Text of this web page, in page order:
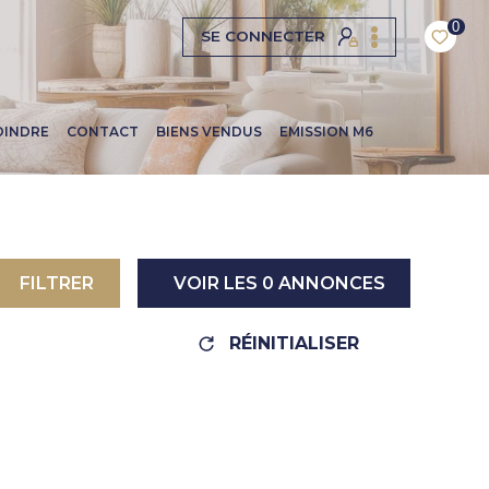
SE CONNECTER
0
CONTACT BIENS VENDUS EMISSION M6
FILTRER VOIR LES 0 ANNONCES
RÉINITIALISER